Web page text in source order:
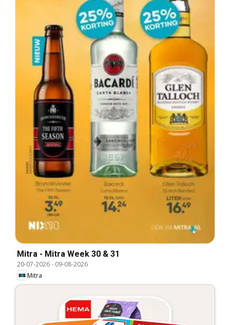
Mitra - Mitra Week 30 & 31
20-07-2026- 09-08-2026
Mitra